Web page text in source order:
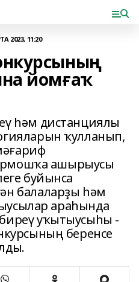
2023, 11:20
йомғаҡ
һәм дистанциялы
ҡулланып,
ашырыусы
буйынса
балаларҙы һәм
араһында
уҡытыусыһы -
беренсе